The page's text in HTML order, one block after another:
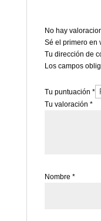
No hay
Sé el primero en
Tu dirección de
Los campos
Tu puntuación *
Tu valoración *
Nombre *